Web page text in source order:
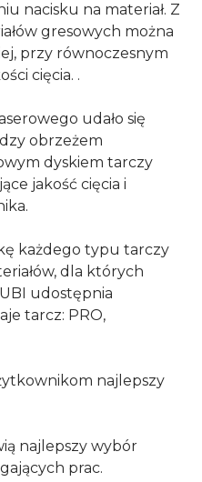
nacisku na materiał. Z
gresowych można
przy równoczesnym
cięcia. .
udało się
obrzeżem
dyskiem tarczy
jakość cięcia i
każdego typu tarczy
dla których
udostępnia
tarcz: PRO,
najlepszy
najlepszy wybór
prac.